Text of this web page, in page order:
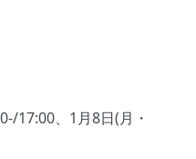
17:00、1月8日(月・